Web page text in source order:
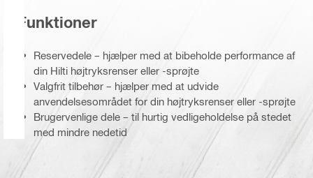
Funktioner
Reservedele – hjælper med at bibeholde performance af
din Hilti højtryksrenser eller -sprøjte
Valgfrit tilbehør – hjælper med at udvide
anvendelsesområdet for din højtryksrenser eller -sprøjte
Brugervenlige dele – til hurtig vedligeholdelse på stedet
med mindre nedetid